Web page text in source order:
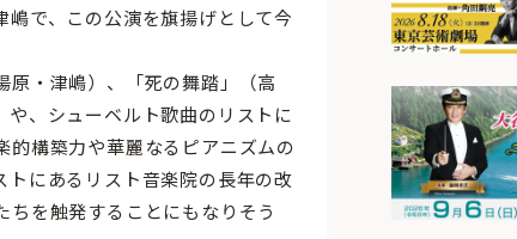
で、この公演を旗揚げとして今
・津嶋）、「死の舞踏」（高
、シューベルト歌曲のリストに
的構築力や華麗なるピアニズムの
にあるリスト音楽院の長年の改
を触発することにもなりそう